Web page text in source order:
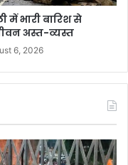
में भारी बारिश से
अस्त-व्यस्त
6, 2026